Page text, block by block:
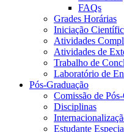
FAQs
Grades Horárias
Iniciação
Atividades
Atividades de
Trabalho de
Laboratório de
Pós-Graduação
Comissão de
Disciplinas
Estudante